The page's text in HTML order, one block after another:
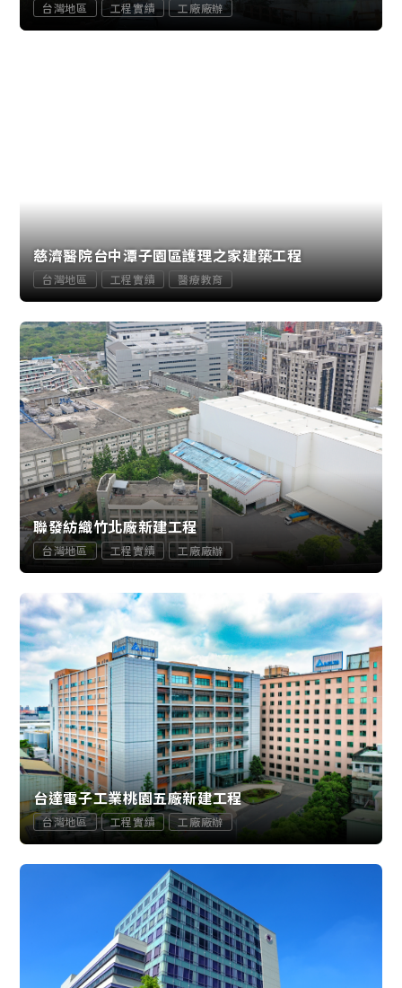
台灣地區 工程實績 工廠廠辦
慈濟醫院台中潭子園區護理之家建築工程
台灣地區 工程實績 醫療教育
聯發紡織竹北廠新建工程
台灣地區 工程實績 工廠廠辦
台達電子工業桃園五廠新建工程
台灣地區 工程實績 工廠廠辦